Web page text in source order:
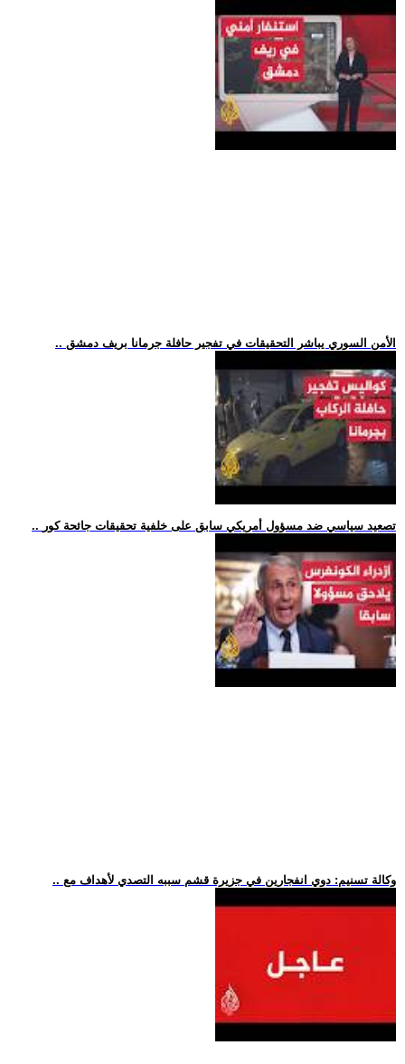
.. الأمن السوري يباشر التحقيقات في تفجير حافلة جرمانا بريف دمشق
.. تصعيد سياسي ضد مسؤول أمريكي سابق على خلفية تحقيقات جائحة كور
.. وكالة تسنيم: دوي انفجارين في جزيرة قشم سببه التصدي لأهداف مع